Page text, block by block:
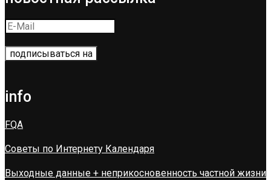
info
FQA
Советы по Интернету Календаря
Выходные данные + неприкосновенность частной жизни